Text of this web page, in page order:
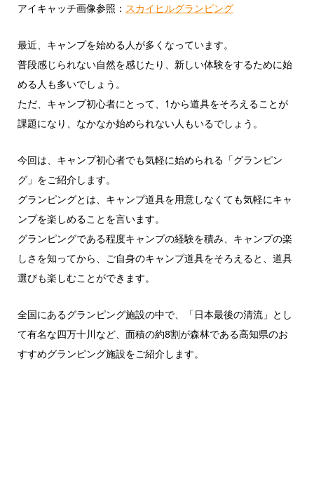
アイキャッチ画像参照： スカイヒルグランピング
最近、キャンプを始める人が多くなっています。
普段感じられない自然を感じたり、新しい体験をするために始
める人も多いでしょう。
ただ、キャンプ初心者にとって、1から道具をそろえることが
課題になり、なかなか始められない人もいるでしょう。
今回は、キャンプ初心者でも気軽に始められる「グランピン
グ」をご紹介します。
グランピングとは、キャンプ道具を用意しなくても気軽にキャ
ンプを楽しめることを言います。
グランピングである程度キャンプの経験を積み、キャンプの楽
しさを知ってから、ご自身のキャンプ道具をそろえると、道具
選びも楽しむことができます。
全国にあるグランピング施設の中で、「日本最後の清流」とし
て有名な四万十川など、面積の約8割が森林である高知県のお
すすめグランピング施設をご紹介します。